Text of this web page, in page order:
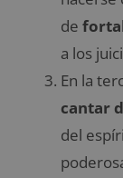
de
a los
En la
cantar
del